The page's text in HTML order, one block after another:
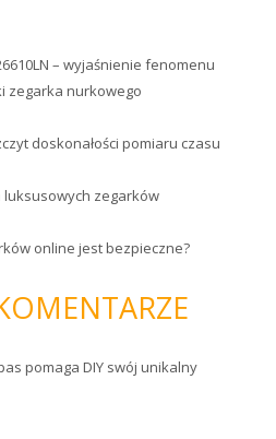
– wyjaśnienie fenomenu
zegarka nurkowego
doskonałości pomiaru czasu
zegarków
online jest bezpieczne?
pomaga DIY swój unikalny